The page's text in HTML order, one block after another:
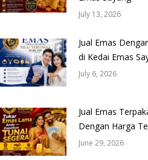
July 13, 2026
Jual Emas
di Kedai Emas
July 6, 2026
Jual Emas
Dengan Harga
June 29, 2026